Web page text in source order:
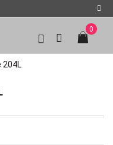
Регистрация
0
204L